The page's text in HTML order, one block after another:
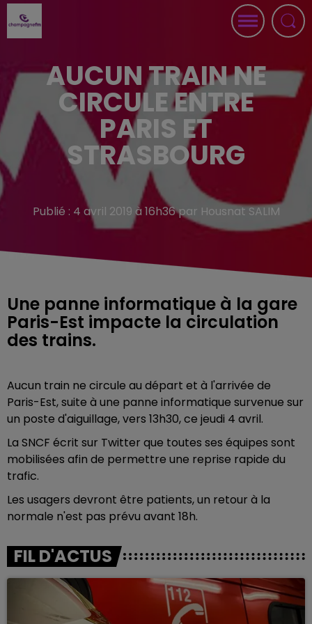
AUCUN TRAIN NE
CIRCULE ENTRE
PARIS ET
STRASBOURG
Publié : 4 avril 2019 à 16h36 par Housnat SALIM
Une panne informatique à la gare
Paris-Est impacte la circulation
des trains.
Aucun train ne circule au départ et à l'arrivée de
Paris-Est, suite à une panne informatique survenue sur
un poste d'aiguillage, vers 13h30, ce jeudi 4 avril.
La SNCF écrit sur Twitter que toutes ses équipes sont
mobilisées afin de permettre une reprise rapide du
trafic.
Les usagers devront être patients, un retour à la
normale n'est pas prévu avant 18h.
FIL D'ACTUS